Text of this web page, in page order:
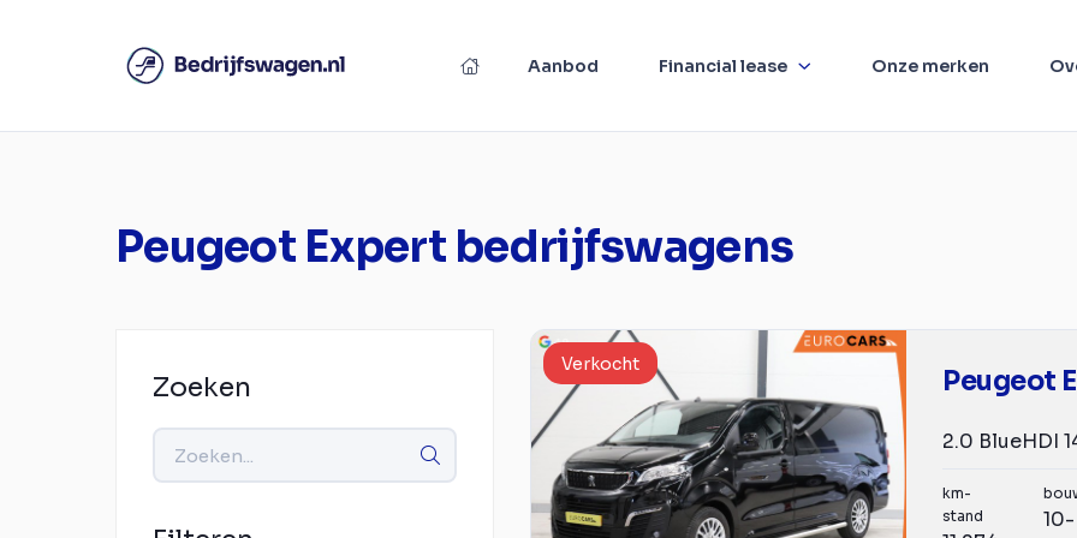
Aanbod Financial lease Onze merken
Peugeot Expert bedrijfswagens
Zoeken
Verkocht
Peugeot
km-
stand
10-